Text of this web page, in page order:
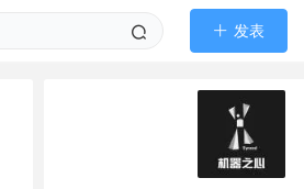
发表